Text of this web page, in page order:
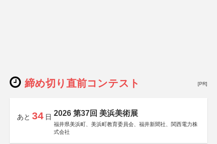
締め切り直前コンテスト [PR]
あと 34 日 2026 第37回 美浜美術展
福井県美浜町、美浜町教育委員会、福井新聞社、関西電力株
式会社